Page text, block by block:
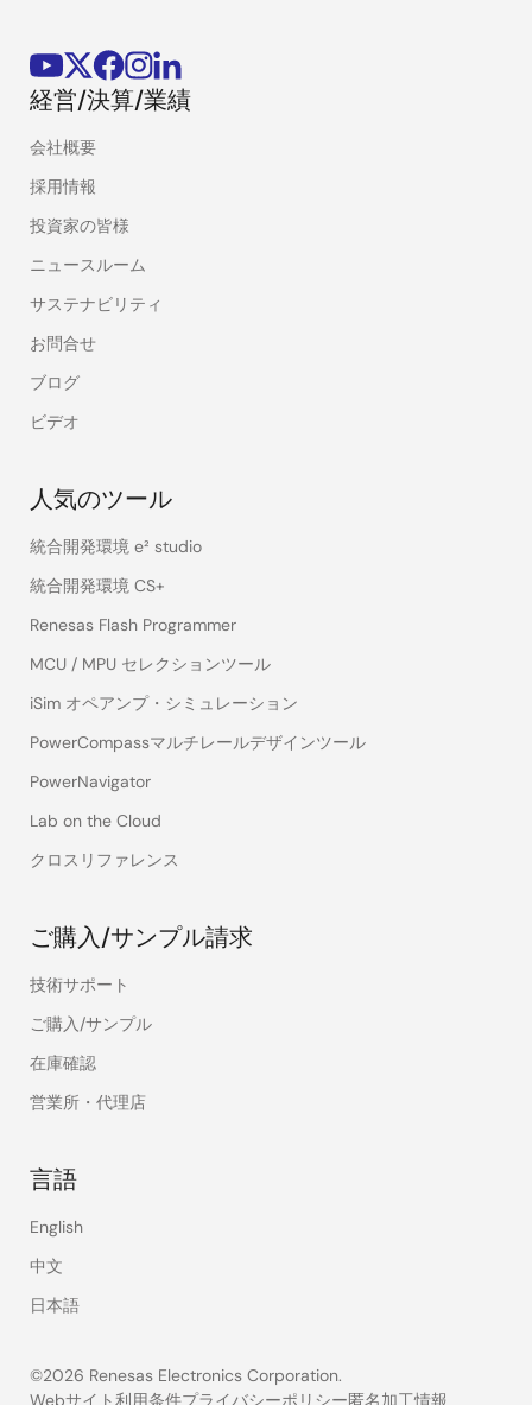
経営/決算/業績
会社概要
採用情報
投資家の皆様
ニュースルーム
サステナビリティ
お問合せ
ブログ
ビデオ
人気のツール
統合開発環境 e² studio
統合開発環境 CS+
Renesas Flash Programmer
MCU / MPU セレクションツール
iSim オペアンプ・シミュレーション
PowerCompassマルチレールデザインツール
PowerNavigator
Lab on the Cloud
クロスリファレンス
ご購入/サンプル請求
技術サポート
ご購入/サンプル
在庫確認
営業所・代理店
言語
English
中文
日本語
©2026 Renesas Electronics Corporation.
Webサイト利用条件プライバシーポリシー匿名加工情報